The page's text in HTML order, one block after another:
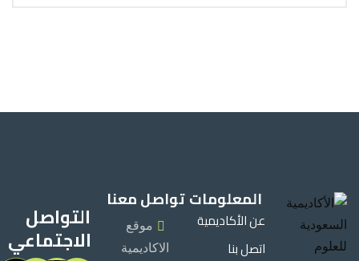
المعلومات
عن الأكاديمية
اتصل بنا
تواصل معنا
موقع
الاكاديمية
التواصل
الاجتماعي